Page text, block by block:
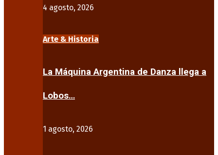
4 agosto, 2026
Arte & Historia
La Máquina Argentina de Danza llega a
Lobos…
1 agosto, 2026